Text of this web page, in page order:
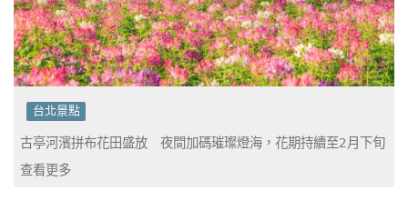
台北景點
古亭河濱拼布花田盛放 夜間加碼璀璨燈海，花期持續至2月下旬
查看更多